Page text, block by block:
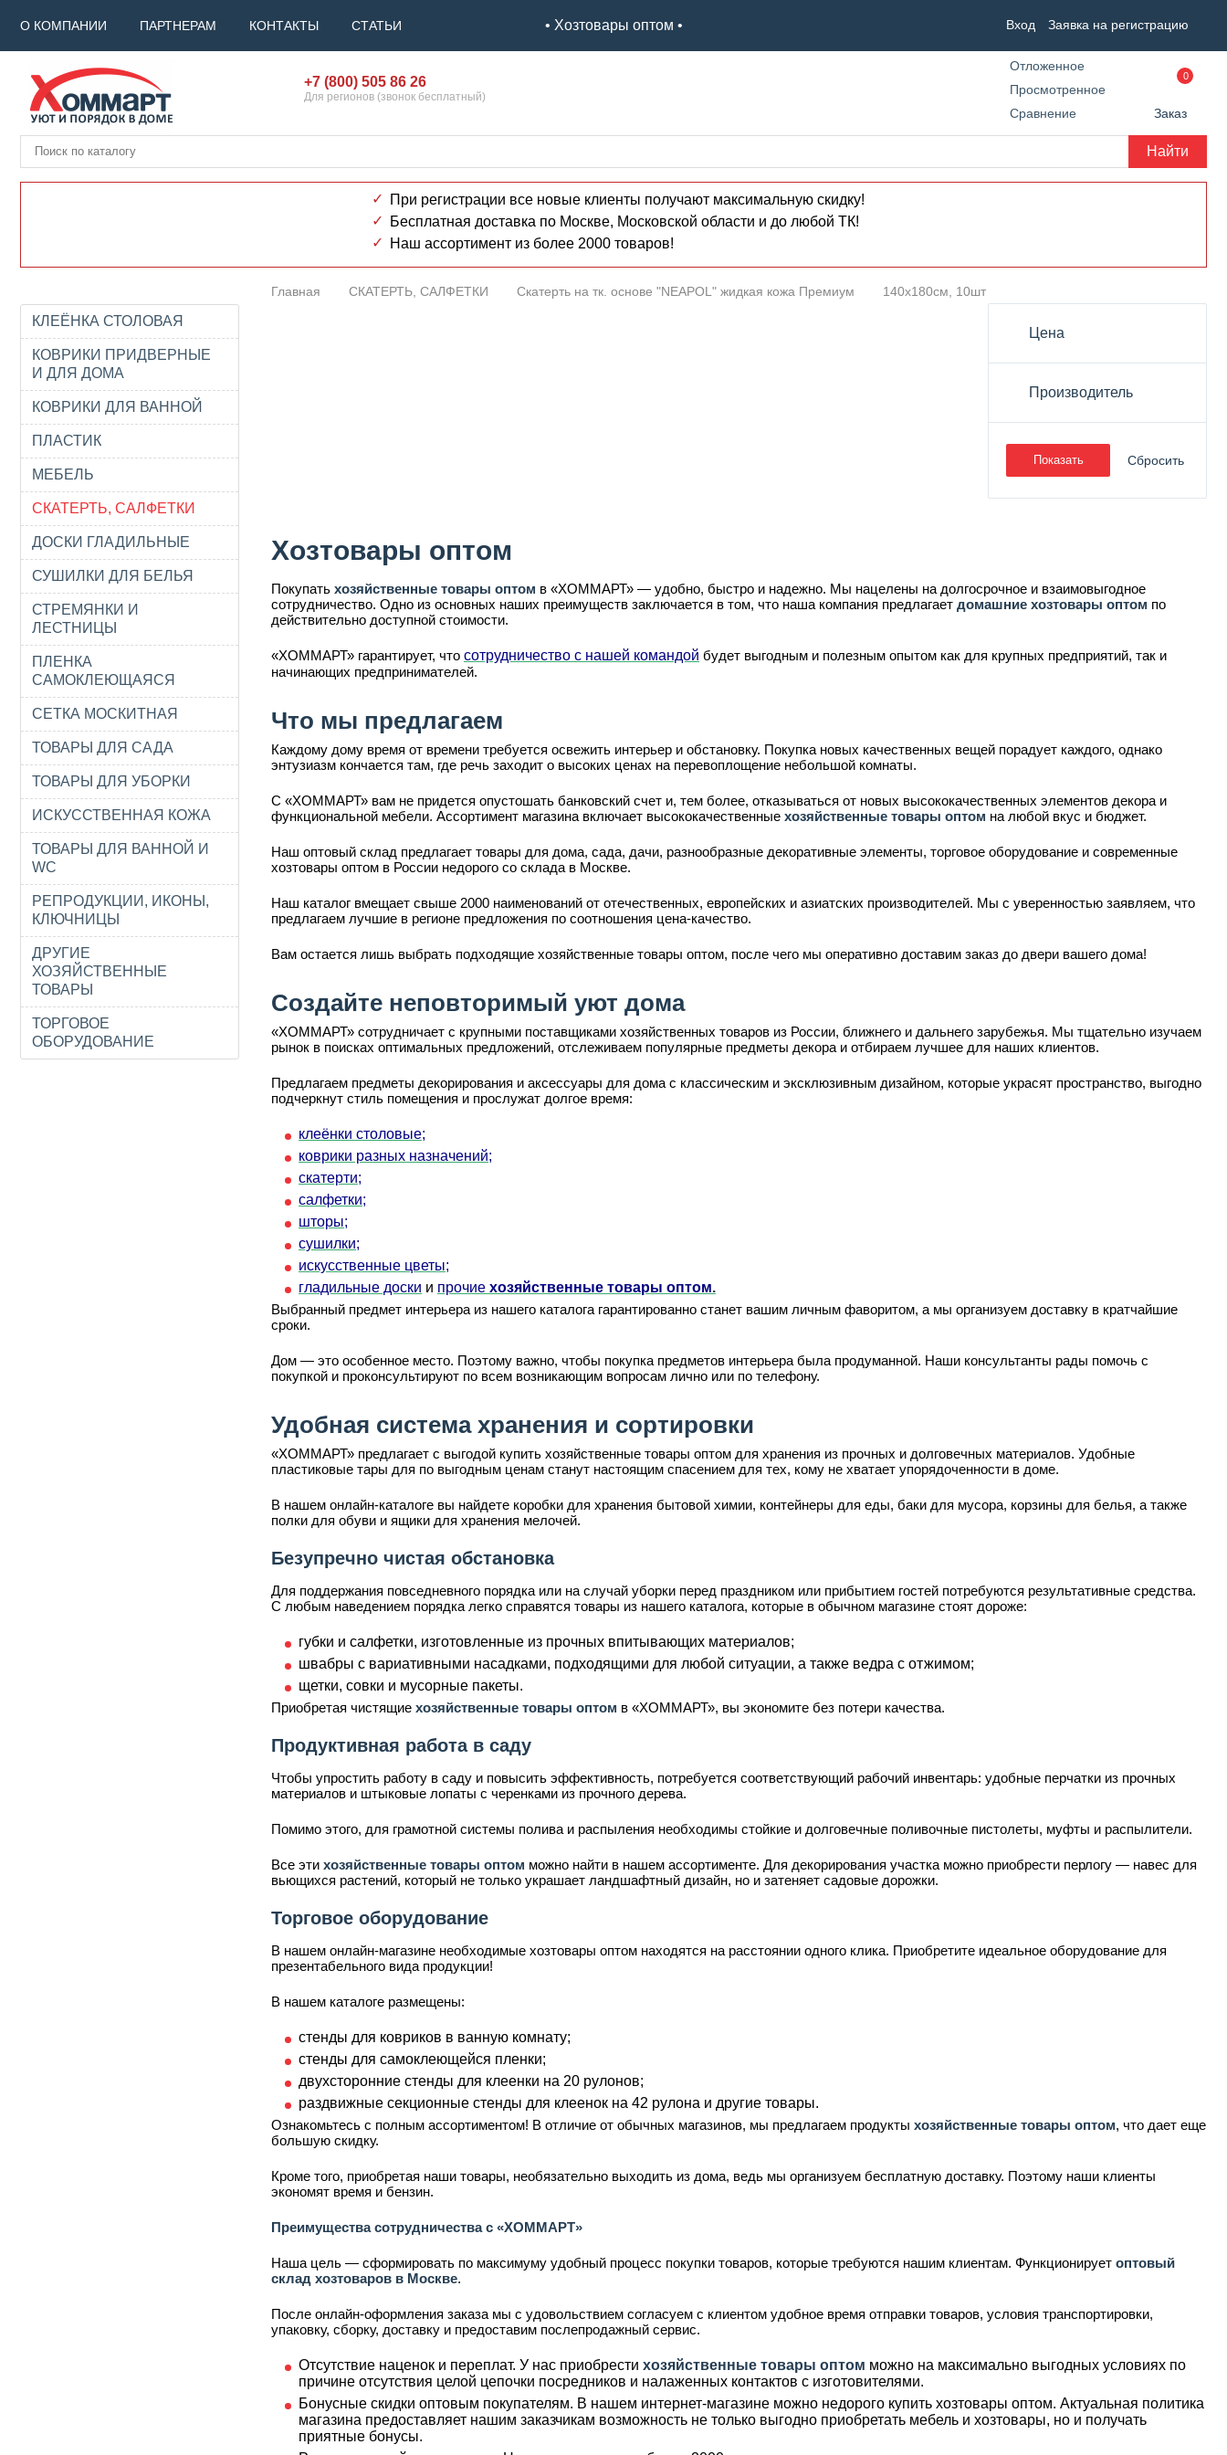
• Хозтовары оптом •
О КОМПАНИИ ПАРТНЕРАМ КОНТАКТЫ СТАТЬИ Вход Заявка на регистрацию
+7 (800) 505 86 26
Для регионов (звонок бесплатный)
0
Заказ
Отложенное
Просмотренное
Сравнение
Найти
При регистрации все новые клиенты получают максимальную скидку!
Бесплатная доставка по Москве, Московской области и до любой ТК!
Наш ассортимент из более 2000 товаров!
КЛЕЁНКА СТОЛОВАЯ
КОВРИКИ ПРИДВЕРНЫЕ
И ДЛЯ ДОМА
КОВРИКИ ДЛЯ ВАННОЙ
ПЛАСТИК
МЕБЕЛЬ
СКАТЕРТЬ, САЛФЕТКИ
ДОСКИ ГЛАДИЛЬНЫЕ
СУШИЛКИ ДЛЯ БЕЛЬЯ
СТРЕМЯНКИ И
ЛЕСТНИЦЫ
ПЛЕНКА
САМОКЛЕЮЩАЯСЯ
СЕТКА МОСКИТНАЯ
ТОВАРЫ ДЛЯ САДА
ТОВАРЫ ДЛЯ УБОРКИ
ИСКУССТВЕННАЯ КОЖА
ТОВАРЫ ДЛЯ ВАННОЙ И
WC
РЕПРОДУКЦИИ, ИКОНЫ,
КЛЮЧНИЦЫ
ДРУГИЕ
ХОЗЯЙСТВЕННЫЕ
ТОВАРЫ
ТОРГОВОЕ
ОБОРУДОВАНИЕ
Главная СКАТЕРТЬ, САЛФЕТКИ Скатерть на тк. основе "NEAPOL" жидкая кожа Премиум 140x180см, 10шт
Цена
Производитель
Показать Сбросить
Хозтовары оптом
Покупать хозяйственные товары оптом в «ХОММАРТ» — удобно, быстро и надежно. Мы нацелены на долгосрочное и взаимовыгодное
сотрудничество. Одно из основных наших преимуществ заключается в том, что наша компания предлагает домашние хозтовары оптом по
действительно доступной стоимости.
«ХОММАРТ» гарантирует, что сотрудничество с нашей командой будет выгодным и полезным опытом как для крупных предприятий, так и
начинающих предпринимателей.
Что мы предлагаем
Каждому дому время от времени требуется освежить интерьер и обстановку. Покупка новых качественных вещей порадует каждого, однако
энтузиазм кончается там, где речь заходит о высоких ценах на перевоплощение небольшой комнаты.
С «ХОММАРТ» вам не придется опустошать банковский счет и, тем более, отказываться от новых высококачественных элементов декора и
функциональной мебели. Ассортимент магазина включает высококачественные хозяйственные товары оптом на любой вкус и бюджет.
Наш оптовый склад предлагает товары для дома, сада, дачи, разнообразные декоративные элементы, торговое оборудование и современные
хозтовары оптом в России недорого со склада в Москве.
Наш каталог вмещает свыше 2000 наименований от отечественных, европейских и азиатских производителей. Мы с уверенностью заявляем, что
предлагаем лучшие в регионе предложения по соотношения цена-качество.
Вам остается лишь выбрать подходящие хозяйственные товары оптом, после чего мы оперативно доставим заказ до двери вашего дома!
Создайте неповторимый уют дома
«ХОММАРТ» сотрудничает с крупными поставщиками хозяйственных товаров из России, ближнего и дальнего зарубежья. Мы тщательно изучаем
рынок в поисках оптимальных предложений, отслеживаем популярные предметы декора и отбираем лучшее для наших клиентов.
Предлагаем предметы декорирования и аксессуары для дома с классическим и эксклюзивным дизайном, которые украсят пространство, выгодно
подчеркнут стиль помещения и прослужат долгое время:
клеёнки столовые;
коврики разных назначений;
скатерти;
салфетки;
шторы;
сушилки;
искусственные цветы;
гладильные доски и прочие хозяйственные товары оптом.
Выбранный предмет интерьера из нашего каталога гарантированно станет вашим личным фаворитом, а мы организуем доставку в кратчайшие
сроки.
Дом — это особенное место. Поэтому важно, чтобы покупка предметов интерьера была продуманной. Наши консультанты рады помочь с
покупкой и проконсультируют по всем возникающим вопросам лично или по телефону.
Удобная система хранения и сортировки
«ХОММАРТ» предлагает с выгодой купить хозяйственные товары оптом для хранения из прочных и долговечных материалов. Удобные
пластиковые тары для по выгодным ценам станут настоящим спасением для тех, кому не хватает упорядоченности в доме.
В нашем онлайн-каталоге вы найдете коробки для хранения бытовой химии, контейнеры для еды, баки для мусора, корзины для белья, а также
полки для обуви и ящики для хранения мелочей.
Безупречно чистая обстановка
Для поддержания повседневного порядка или на случай уборки перед праздником или прибытием гостей потребуются результативные средства.
С любым наведением порядка легко справятся товары из нашего каталога, которые в обычном магазине стоят дороже:
губки и салфетки, изготовленные из прочных впитывающих материалов;
швабры с вариативными насадками, подходящими для любой ситуации, а также ведра с отжимом;
щетки, совки и мусорные пакеты.
Приобретая чистящие хозяйственные товары оптом в «ХОММАРТ», вы экономите без потери качества.
Продуктивная работа в саду
Чтобы упростить работу в саду и повысить эффективность, потребуется соответствующий рабочий инвентарь: удобные перчатки из прочных
материалов и штыковые лопаты с черенками из прочного дерева.
Помимо этого, для грамотной системы полива и распыления необходимы стойкие и долговечные поливочные пистолеты, муфты и распылители.
Все эти хозяйственные товары оптом можно найти в нашем ассортименте. Для декорирования участка можно приобрести перлогу — навес для
вьющихся растений, который не только украшает ландшафтный дизайн, но и затеняет садовые дорожки.
Торговое оборудование
В нашем онлайн-магазине необходимые хозтовары оптом находятся на расстоянии одного клика. Приобретите идеальное оборудование для
презентабельного вида продукции!
В нашем каталоге размещены:
стенды для ковриков в ванную комнату;
стенды для самоклеющейся пленки;
двухсторонние стенды для клеенки на 20 рулонов;
раздвижные секционные стенды для клеенок на 42 рулона и другие товары.
Ознакомьтесь с полным ассортиментом! В отличие от обычных магазинов, мы предлагаем продукты хозяйственные товары оптом, что дает еще
большую скидку.
Кроме того, приобретая наши товары, необязательно выходить из дома, ведь мы организуем бесплатную доставку. Поэтому наши клиенты
экономят время и бензин.
Преимущества сотрудничества с «ХОММАРТ»
Наша цель — сформировать по максимуму удобный процесс покупки товаров, которые требуются нашим клиентам. Функционирует оптовый
склад хозтоваров в Москве.
После онлайн-оформления заказа мы с удовольствием согласуем с клиентом удобное время отправки товаров, условия транспортировки,
упаковку, сборку, доставку и предоставим послепродажный сервис.
Отсутствие наценок и переплат. У нас приобрести хозяйственные товары оптом можно на максимально выгодных условиях по
причине отсутствия целой цепочки посредников и налаженных контактов с изготовителями.
Бонусные скидки оптовым покупателям. В нашем интернет-магазине можно недорого купить хозтовары оптом. Актуальная политика
магазина предоставляет нашим заказчикам возможность не только выгодно приобретать мебель и хозтовары, но и получать
приятные бонусы.